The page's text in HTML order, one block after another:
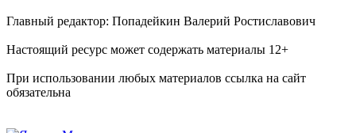
Главный редактор: Попадейкин Валерий Ростиславович
Настоящий ресурс может содержать материалы 12+
При использовании любых материалов ссылка на сайт
обязательна